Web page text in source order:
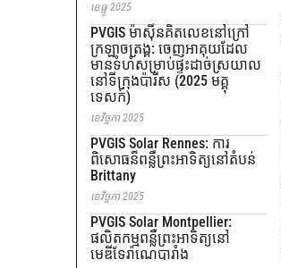
ខេធ្នូ 2025
PVGIS ម៉ាស៊ីនគិតលេខនៅក្រៅ
ក្រឡាចត្រង្គ: ចេញអាគុយដែល
មានទំហំសម្រាប់ផ្ទះដាច់ស្រយាល
នៅទីក្រុងប៉ារីស (2025 មគ្គុ
ទេសក៍)
ខេវិច្ចកា 2025
PVGIS Solar Rennes: ការ
ពិសោធន៏ពន្លឺព្រះអាទិត្យនៅតំបន់
Brittany
ខេវិច្ចកា 2025
PVGIS Solar Montpellier:
ផលិតកម្មពន្លឺព្រះអាទិត្យនៅ
មេឌីទែរ៉ាណេបារាំង